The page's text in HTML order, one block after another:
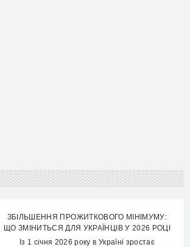
ЗБІЛЬШЕННЯ ПРОЖИТКОВОГО МІНІМУМУ:
ЩО ЗМІНИТЬСЯ ДЛЯ УКРАЇНЦІВ У 2026 РОЦІ
Із 1 січня 2026 року в Україні зростає